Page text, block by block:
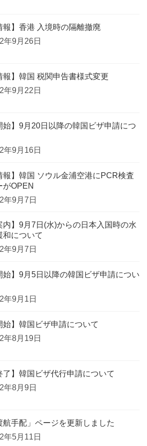
報】香港 入境時の隔離撤廃
年9月26日
報】韓国 税関申告書様式変更
年9月22日
始】9月20日以降の韓国ビザ申請につ
年9月16日
報】韓国 ソウル金浦空港にPCR検査
がOPEN
年9月7日
内】9月7日(水)からの日本入国時の水
和について
年9月7日
始】9月5日以降の韓国ビザ申請につい
年9月1日
始】韓国ビザ申請について
年8月19日
了】韓国ビザ代行申請について
年8月9日
航手配」ページを更新しました
年5月11日